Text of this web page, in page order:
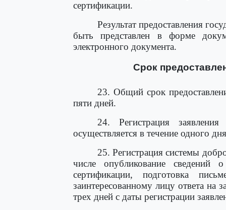
сертификации.
Результат предоставления
быть представлен в форме
электронного документа.
Срок
23. Общий срок
пяти дней.
24. Регистрация
осуществляется в течение одного
25. Регистрация системы
числе опубликование сведений
сертификации, подготовка
заинтересованному лицу ответа
трех дней с даты регистрации